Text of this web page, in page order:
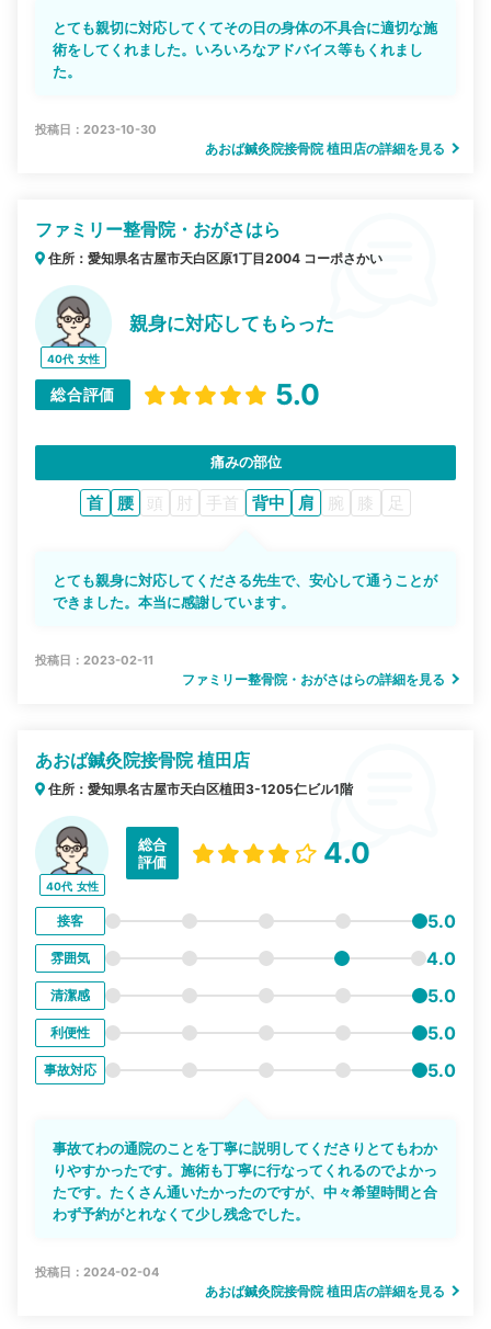
とても親切に対応してくてその日の身体の不具合に適切な施
術をしてくれました。いろいろなアドバイス等もくれまし
た。
投稿日：2023-10-30
あおば鍼灸院接骨院 植田店の詳細を見る
ファミリー整骨院・おがさはら
住所：愛知県名古屋市天白区原1丁目2004 コーポさかい
40代 女性
親身に対応してもらった
総合評価 5.0
痛みの部位
首 腰 頭 肘 手首 背中 肩 腕 膝 足
とても親身に対応してくださる先生で、安心して通うことが
できました。本当に感謝しています。
投稿日：2023-02-11
ファミリー整骨院・おがさはらの詳細を見る
あおば鍼灸院接骨院 植田店
住所：愛知県名古屋市天白区植田3-1205仁ビル1階
40代 女性
総合
評価
4.0
接客 5.0
雰囲気 4.0
清潔感 5.0
利便性 5.0
事故対応 5.0
事故てわの通院のことを丁寧に説明してくださりとてもわか
りやすかったです。施術も丁寧に行なってくれるのでよかっ
たです。たくさん通いたかったのですが、中々希望時間と合
わず予約がとれなくて少し残念でした。
投稿日：2024-02-04
あおば鍼灸院接骨院 植田店の詳細を見る